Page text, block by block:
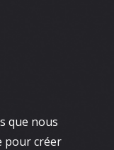
que nous
pour créer